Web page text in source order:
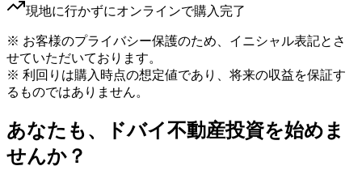
現地に行かずにオンラインで購入完了
※ お客様のプライバシー保護のため、イニシャル表記とさ
せていただいております。
※ 利回りは購入時点の想定値であり、将来の収益を保証す
るものではありません。
あなたも、ドバイ不動産投資を始めま
せんか？